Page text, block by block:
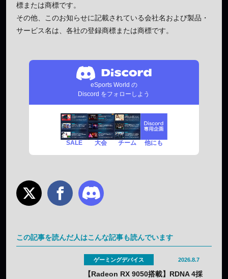
標または商標です。
その他、このお知らせに記載されている会社名および製品・
サービス名は、各社の登録商標または商標です。
eSports World の
Discord をフォローしよう
SALE 大会 チーム 他にも
この記事を読んだ人はこんな記事も読んでいます
ゲーミングデバイス 2026.8.7
【Radeon RX 9050搭載】RDNA 4採